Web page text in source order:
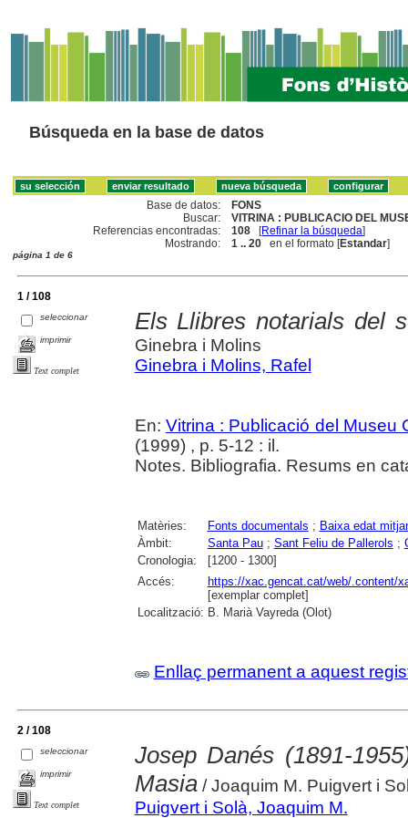
Búsqueda en la base de datos
Base de datos:
FONS
Buscar:
VITRINA : PUBLICACIO DEL
Referencias encontradas:
108 [Refinar la búsqueda]
Mostrando:
1 .. 20 en el formato [Estandar]
página 1 de 6
1 / 108
seleccionar
imprimir
Text complet
Els Llibres notarials del
Ginebra i Molins
Ginebra i Molins, Rafel
En: Vitrina : Publicació del Museu
(1999) , p. 5-12 : il.
Notes. Bibliografia. Resums en
Matèries: Fonts documentals ; Baixa edat
Àmbit:
Santa Pau; Sant Feliu de Pallerols ;
Cronologia:
[1200 - 1300]
Accés:
https://xac.gencat.cat/web/.content/
[exemplar complet]
Localització: B. Marià Vayreda (Olot)
Enllaç permanent a aquest
2 / 108
seleccionar
imprimir
Text complet
Josep Danés (1891-
Masia/ Joaquim M. Puigvert i
Puigvert i Solà, Joaquim M.